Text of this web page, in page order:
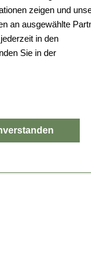
zeigen und
an ausgewählte
in den
Sie in der